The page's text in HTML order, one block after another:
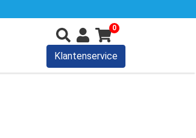
0
Klantenservice